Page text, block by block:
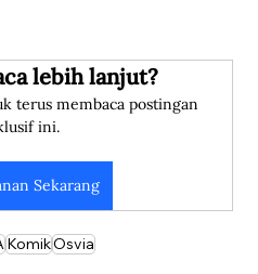
lebih lanjut?
terus membaca postingan
ini.
Sekarang
KomikOsvia